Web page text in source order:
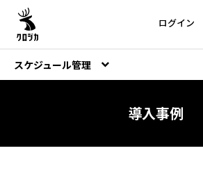
ログイン
スケジュール管理
導入事例